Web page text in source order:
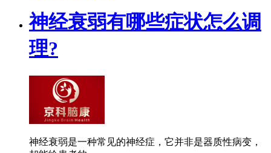
神经衰弱有哪些症状怎么调
理?
神经衰弱是一种常见的神经症，它并非是器质性病变，